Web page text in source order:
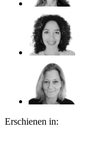
Erschienen in: